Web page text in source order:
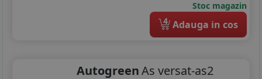
Stoc magazin
4 Adauga in cos
AutogreenAs versat-as2